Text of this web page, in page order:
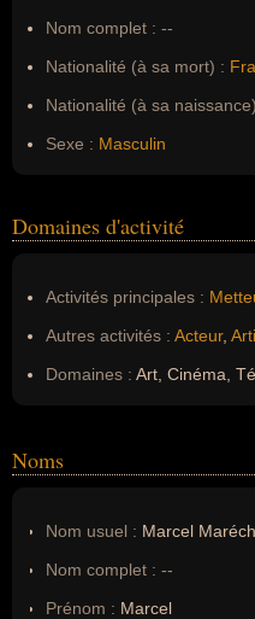
Nom complet : --
Nationalité (à sa mort) :
Nationalité (à sa
Sexe : Masculin
Domaines d'activité
Activités principales :
Autres activités : Acteur,
Domaines : Art, Cinéma,
Noms
Nom usuel : Marcel
Nom complet : --
Prénom : Marcel